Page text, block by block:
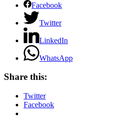
Facebook
Twitter
LinkedIn
WhatsApp
Share this:
Twitter
Facebook